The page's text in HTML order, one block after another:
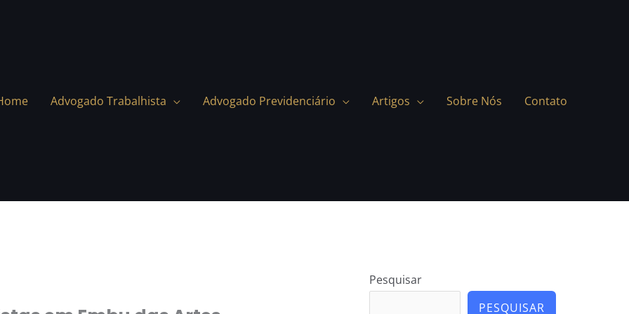
Advogado Trabalhista Advogado Previdenciário Artigos Sobre Nós Contato
Pesquisar
PESQUISAR